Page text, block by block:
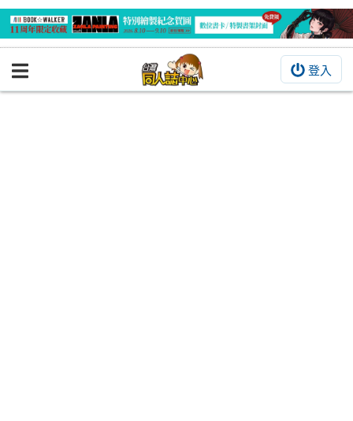
登入
BOOKY書集倉庫